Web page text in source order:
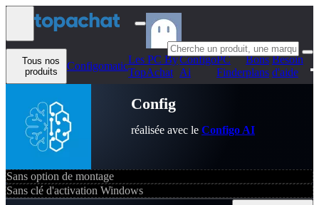
Aller au contenu
Tous nos
produits
Configomatic
Les PC By
TopAchat
Configo
Ai
PC
Finder
Bons
plans
Besoin
d'aide
Config
réalisée avec le Configo AI
Sans option de montage
Sans clé d'activation Windows